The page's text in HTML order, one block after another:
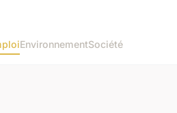
EnvironnementSociété